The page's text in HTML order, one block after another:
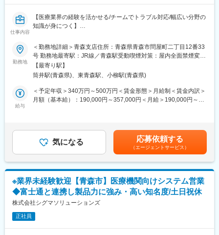
理店を通じて全国の調剤薬局に導入されております。
変更の範囲：会社の定める業務
■会社情報：
品）をレンタルするアメニティサポートシステムを提供している
会社です。
レンタルだけでなく、病院・介護施設内での申込の受付業務から
ご利用者への提供・回収・請求まで全て弊社で受け持っておりま
す。そのため医療・介護施設の業務負担の軽減もでき多くのメリ
ットがあります。拠点は北海道から九州まで展開し、毎年増収・
増益と確実に業績伸長しています。
仕事内容
【医療業界の経験を活かせる/チームでトラブル対応/幅広い分野の
知識が身につく】
■業務内容：
医科、歯科、薬局、介護などの医療機関向けコンピュータシステ
ム（レセコン・電子薬歴・電子カルテ等）の開発および販売を手
掛ける同社にてシステム導入時のサポート職（インストラクタ
ー）として業務をご担当いただきます。
■業務詳細
・営業同行（システム導入時の製品概要、操作説明）
・診療報酬改定など法令改正時のシステム変更
の企業を持つ事は無く、事業所のインストラクター全体で顧客の
サポートを行います。
顧客の要望に応じて、設定の変更や運用フローの見直し提案等を
していただきます。
対応はオンライン、訪問のどちらも発生しますが、イメージとし
て、歯科は対面、介護はリモートでの対応となる場合が多いで
す。医科と薬局に関しては顧客の状況によって柔軟に対応してい
勤務地
＜勤務地詳細＞青森支店住所：青森県青森市問屋町二丁目12番33
号 勤務地最寄駅：JR線／青森駅受動喫煙対策：屋内全面禁煙変更
の範囲：会社の定める事業所
【最寄り駅】
筒井駅(青森県)、東青森駅、小柳駅(青森県)
給与
＜予定年収＞340万円～500万円＜賃金形態＞月給制＜賃金内訳＞
月額（基本給）：190,000円～357,000円＜月給＞190,000円～
までも目安の金額であり、選考を通じて上下する可能性がありま
す。月給(月額)は固定手当を含めた表記です。
気になる 応募依頼する
（エージェントサービス）
※業界未経験歓迎【青森市】医療機関向けシステム営業
◆富士通と連携し製品力に強み・高い知名度/土日祝休
株式会社シグマソリューションズ
正社員